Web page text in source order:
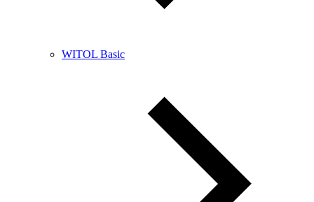
WITOL Basic